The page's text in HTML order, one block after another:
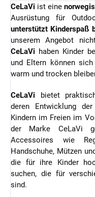
CeLaVi ist eine
Ausrüstung für
unterstützt Kinderspaß
unserem Angebot
CeLaVi haben Kinder
und Eltern können
warm und trocken
CeLaVi bietet
deren Entwicklung
Kindern im Freien im
der Marke CeLaVi
Accessoires wie
Handschuhe, Mützen
die für ihre Kinder
suchen, die für
sind.